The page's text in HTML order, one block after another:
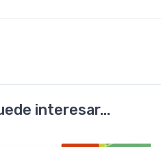
interesar...